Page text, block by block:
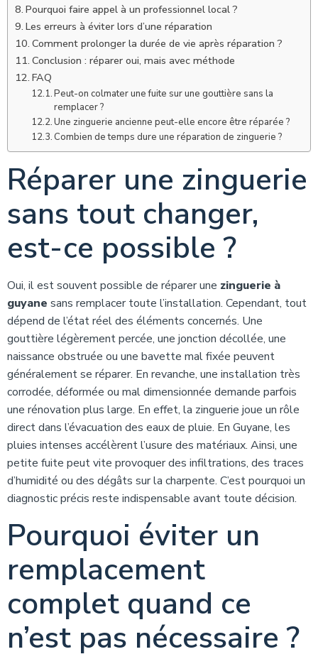
Pourquoi faire appel à un professionnel local ?
Les erreurs à éviter lors d’une réparation
Comment prolonger la durée de vie après réparation ?
Conclusion : réparer oui, mais avec méthode
FAQ
Peut-on colmater une fuite sur une gouttière sans la
remplacer ?
Une zinguerie ancienne peut-elle encore être réparée ?
Combien de temps dure une réparation de zinguerie ?
Réparer une zinguerie
sans tout changer,
est-ce possible ?
Oui, il est souvent possible de réparer une zinguerie à
guyane sans remplacer toute l’installation. Cependant, tout
dépend de l’état réel des éléments concernés. Une
gouttière légèrement percée, une jonction décollée, une
naissance obstruée ou une bavette mal fixée peuvent
généralement se réparer. En revanche, une installation très
corrodée, déformée ou mal dimensionnée demande parfois
une rénovation plus large. En effet, la zinguerie joue un rôle
direct dans l’évacuation des eaux de pluie. En Guyane, les
pluies intenses accélèrent l’usure des matériaux. Ainsi, une
petite fuite peut vite provoquer des infiltrations, des traces
d’humidité ou des dégâts sur la charpente. C’est pourquoi un
diagnostic précis reste indispensable avant toute décision.
Pourquoi éviter un
remplacement
complet quand ce
n’est pas nécessaire ?